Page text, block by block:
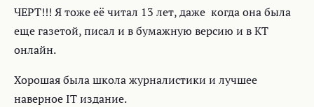
ЧЕРТ!!! Я тоже её читал 13 лет, даже когда она была
еще газетой, писал и в бумажную версию и в КТ
онлайн.
Хорошая была школа журналистики и лучшее
наверное IT издание.